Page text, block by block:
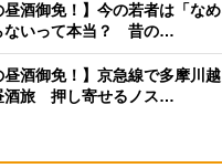
昼酒御免！】今の若者は「な
ないって本当？ 昔の…
昼酒御免！】京急線で多摩川
酒旅 押し寄せるノス…